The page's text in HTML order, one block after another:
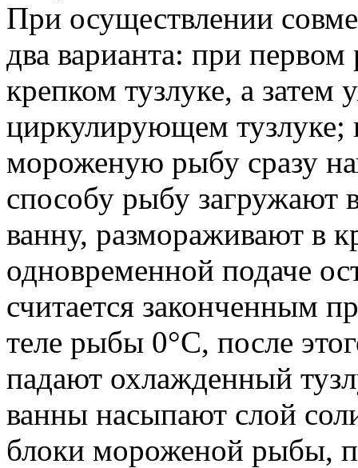
При осуществлении
два варианта: при
крепком тузлуке, а затем
циркулирующем тузлуке;
мороженую рыбу сразу
способу рыбу загружают
ванну, размораживают в
одновременной подаче
считается законченным
теле рыбы 0°С, после
падают охлажденный
ванны насыпают слой
блоки мороженой рыбы,